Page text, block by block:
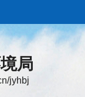
局
jyhbj